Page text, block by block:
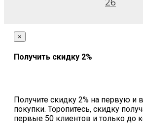
26
×
Получить скидку 2%
Получите скидку 2% на первую и
покупки. Торопитесь, скидку
первые 50 клиентов и только до